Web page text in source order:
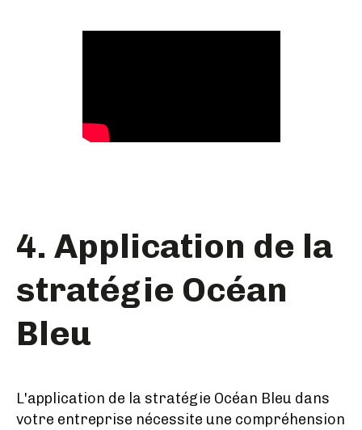
4. Application de la
stratégie Océan
Bleu
L'application de la stratégie Océan Bleu dans
votre entreprise nécessite une compréhension